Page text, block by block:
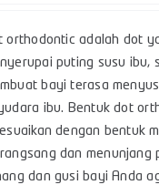
orthodontic adalah dot
puting susu ibu,
bayi terasa
ibu. Bentuk dot
dengan bentuk
dan menunjang
dan gusi bayi Anda